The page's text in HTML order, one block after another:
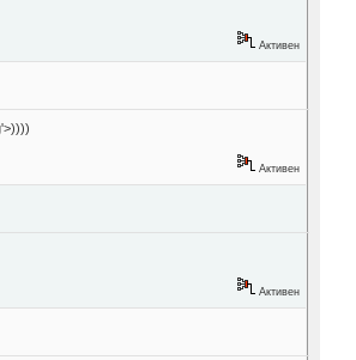
Активен
'>))))
Активен
Активен